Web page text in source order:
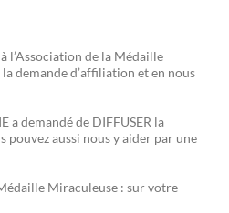
l’Association de la Médaille
demande d’affiliation et en nous
a demandé de DIFFUSER la
pouvez aussi nous y aider par une
Miraculeuse : sur votre